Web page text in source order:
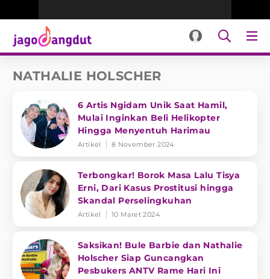
NATHALIE HOLSCHER
6 Artis Ngidam Unik Saat Hamil,
Mulai Inginkan Beli Helikopter
Hingga Menyentuh Harimau
Artikel 8 November 2024
Terbongkar! Borok Masa Lalu Tisya
Erni, Dari Kasus Prostitusi hingga
Skandal Perselingkuhan
Artikel 10 Maret 2024
Saksikan! Bule Barbie dan Nathalie
Holscher Siap Guncangkan
Pesbukers ANTV Rame Hari Ini